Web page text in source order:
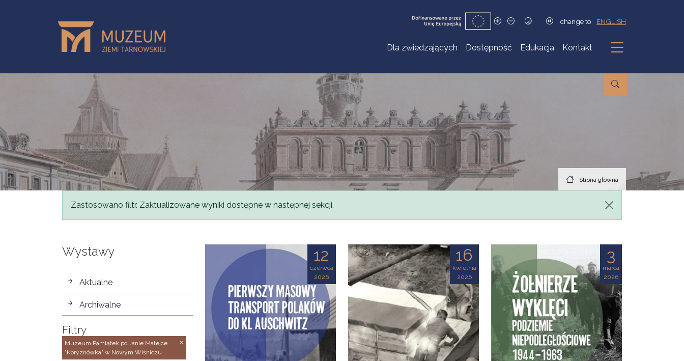
change to ENGLISH
Dla zwiedzających Dostępność Edukacja Kontakt
Podmenu
Strona główna
Komunikat
Zastosowano filtr. Zaktualizowane wyniki dostępne w następnej sekcji.
Wystawy
wystawy
Aktualne
Archiwalne
Filtry
Muzeum Pamiątek po Janie Matejce
"Koryznówka" w Nowym Wiśniczu
12
czerwca
2026
16
kwietnia
2026
3
marca
2026